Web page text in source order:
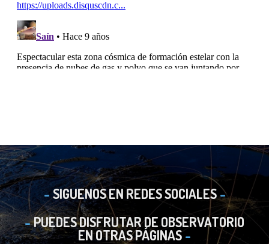
SIGUENOS EN REDES SOCIALES
PUEDES DISFRUTAR DE OBSERVATORIO
EN OTRAS PÁGINAS